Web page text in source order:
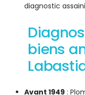
diagnostic
biens
Avant 1949 :